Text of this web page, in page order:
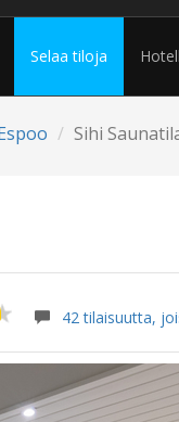
Selaa tiloja
Sihi
42 tilaisuutta,